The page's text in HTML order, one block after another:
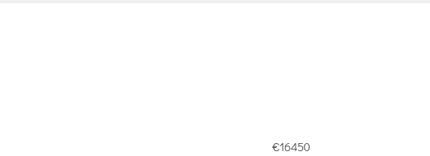
€16450